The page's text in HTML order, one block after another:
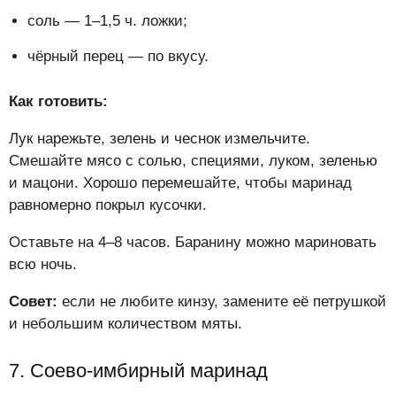
соль — 1–1,5 ч. ложки;
чёрный перец — по вкусу.
Как готовить:
Лук нарежьте, зелень и чеснок измельчите.
Смешайте мясо с солью, специями, луком, зеленью
и мацони. Хорошо перемешайте, чтобы маринад
равномерно покрыл кусочки.
Оставьте на 4–8 часов. Баранину можно мариновать
всю ночь.
Совет: если не любите кинзу, замените её петрушкой
и небольшим количеством мяты.
7. Соево-имбирный маринад